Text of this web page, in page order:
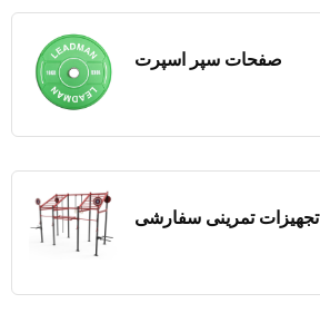
صفحات سپر اسپرت
تجهیزات تمرینی سفارشی